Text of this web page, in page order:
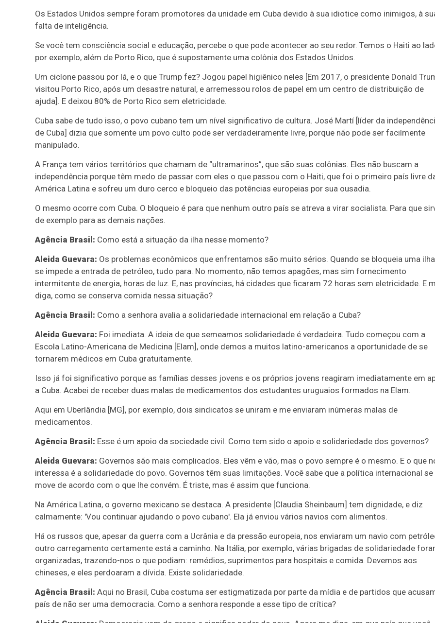
Os Estados Unidos sempre foram promotores da unidade em Cuba devido à sua idiotice como inimigos, à
falta de inteligência.
Se você tem consciência social e educação, percebe o que pode acontecer ao seu redor. Temos o Haiti ao
por exemplo, além de Porto Rico, que é supostamente uma colônia dos Estados Unidos.
Um ciclone passou por lá, e o que Trump fez? Jogou papel higiênico neles [Em 2017, o presidente Donald
visitou Porto Rico, após um desastre natural, e arremessou rolos de papel em um centro de distribuição de
ajuda]. E deixou 80% de Porto Rico sem eletricidade.
Cuba sabe de tudo isso, o povo cubano tem um nível significativo de cultura. José Martí [líder da
de Cuba] dizia que somente um povo culto pode ser verdadeiramente livre, porque não pode ser facilmente
manipulado.
A França tem vários territórios que chamam de “ultramarinos”, que são suas colônias. Eles não buscam a
independência porque têm medo de passar com eles o que passou com o Haiti, que foi o primeiro país livre
América Latina e sofreu um duro cerco e bloqueio das potências europeias por sua ousadia.
O mesmo ocorre com Cuba. O bloqueio é para que nenhum outro país se atreva a virar socialista. Para que
de exemplo para as demais nações.
Agência Brasil: Como está a situação da ilha nesse momento?
Aleida Guevara: Os problemas econômicos que enfrentamos são muito sérios. Quando se bloqueia uma
se impede a entrada de petróleo, tudo para. No momento, não temos apagões, mas sim fornecimento
intermitente de energia, horas de luz. E, nas províncias, há cidades que ficaram 72 horas sem eletricidade. E
diga, como se conserva comida nessa situação?
Agência Brasil: Como a senhora avalia a solidariedade internacional em relação a Cuba?
Aleida Guevara: Foi imediata. A ideia de que semeamos solidariedade é verdadeira. Tudo começou com a
Escola Latino-Americana de Medicina [Elam], onde demos a muitos latino-americanos a oportunidade de se
tornarem médicos em Cuba gratuitamente.
Isso já foi significativo porque as famílias desses jovens e os próprios jovens reagiram imediatamente em
a Cuba. Acabei de receber duas malas de medicamentos dos estudantes uruguaios formados na Elam.
Aqui em Uberlândia [MG], por exemplo, dois sindicatos se uniram e me enviaram inúmeras malas de
medicamentos.
Agência Brasil: Esse é um apoio da sociedade civil. Como tem sido o apoio e solidariedade dos governos?
Aleida Guevara: Governos são mais complicados. Eles vêm e vão, mas o povo sempre é o mesmo. E o que
interessa é a solidariedade do povo. Governos têm suas limitações. Você sabe que a política internacional se
move de acordo com o que lhe convém. É triste, mas é assim que funciona.
Na América Latina, o governo mexicano se destaca. A presidente [Claudia Sheinbaum] tem dignidade, e diz
calmamente: 'Vou continuar ajudando o povo cubano'. Ela já enviou vários navios com alimentos.
Há os russos que, apesar da guerra com a Ucrânia e da pressão europeia, nos enviaram um navio com
outro carregamento certamente está a caminho. Na Itália, por exemplo, várias brigadas de solidariedade
organizadas, trazendo-nos o que podiam: remédios, suprimentos para hospitais e comida. Devemos aos
chineses, e eles perdoaram a dívida. Existe solidariedade.
Agência Brasil: Aqui no Brasil, Cuba costuma ser estigmatizada por parte da mídia e de partidos que
país de não ser uma democracia. Como a senhora responde a esse tipo de crítica?